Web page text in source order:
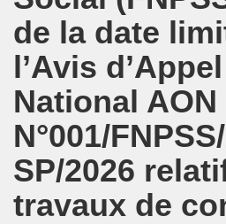
de la date
l’Avis
National AON
N°001/
SP/2026
travaux de